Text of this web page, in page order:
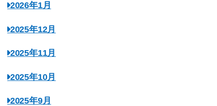
2026年1月
2025年12月
2025年11月
2025年10月
2025年9月